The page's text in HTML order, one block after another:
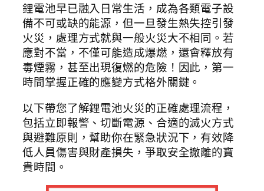
鋰電池早已融入日常生活，成為各類電子設
備不可或缺的能源，但一旦發生熱失控引發
火災，處理方式就與一般火災大不相同。若
應對不當，不僅可能造成爆燃，還會釋放有
毒煙霧，甚至出現復燃的危險！因此，第一
時間掌握正確的應變方式格外關鍵。
以下帶您了解鋰電池火災的正確處理流程，
包括立即報警、切斷電源、合適的滅火方式
與避難原則，幫助你在緊急狀況下，有效降
低人員傷害與財產損失，爭取安全撤離的寶
貴時間。